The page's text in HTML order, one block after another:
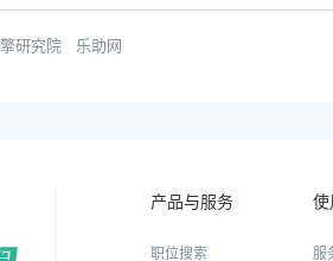
研究院 乐助网
产品与服务
职位搜索
服